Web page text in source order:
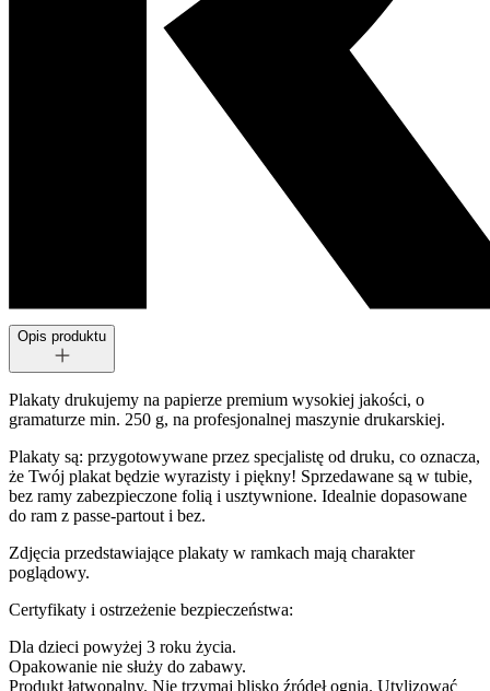
Opis produktu
Plakaty drukujemy na papierze premium wysokiej jakości, o
gramaturze min. 250 g, na profesjonalnej maszynie drukarskiej.
Plakaty są: przygotowywane przez specjalistę od druku, co oznacza,
że Twój plakat będzie wyrazisty i piękny! Sprzedawane są w tubie,
bez ramy zabezpieczone folią i usztywnione. Idealnie dopasowane
do ram z passe-partout i bez.
Zdjęcia przedstawiające plakaty w ramkach mają charakter
poglądowy.
Certyfikaty i ostrzeżenie bezpieczeństwa:
Dla dzieci powyżej 3 roku życia.
Opakowanie nie służy do zabawy.
Produkt łatwopalny. Nie trzymaj blisko źródeł ognia. Utylizować